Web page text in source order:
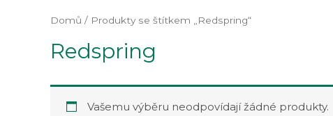
Domů / Produkty se štítkem „Redspring“
Redspring
Vašemu výběru neodpovídají žádné produkty.